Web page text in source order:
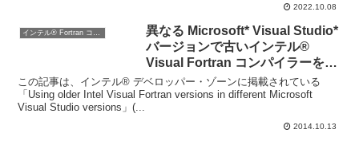
2022.10.08
異なる Microsoft* Visual Studio*
バージョンで古いインテル®
Visual Fortran コンパイラーを使
用する
この記事は、インテル® デベロッパー・ゾーンに掲載されている
「Using older Intel Visual Fortran versions in different Microsoft
Visual Studio versions」(...
2014.10.13